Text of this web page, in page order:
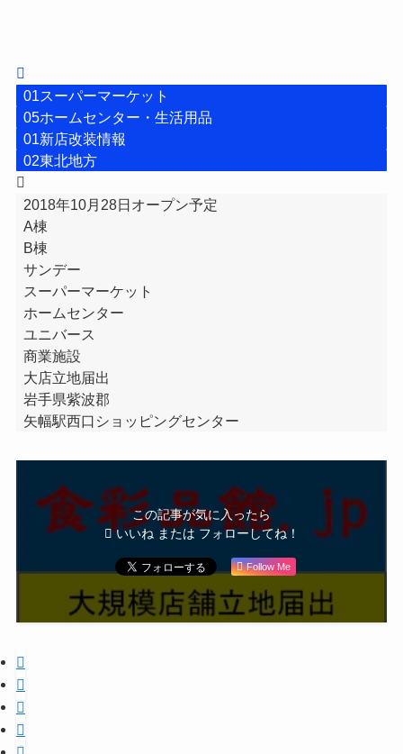
01スーパーマーケット
05ホームセンター・生活用品
01新店改装情報
02東北地方
2018年10月28日オープン予定
A棟
B棟
サンデー
スーパーマーケット
ホームセンター
ユニバース
商業施設
大店立地届出
岩手県紫波郡
矢幅駅西口ショッピングセンター
この記事が気に入ったら
いいね または フォローしてね！
Follow Me